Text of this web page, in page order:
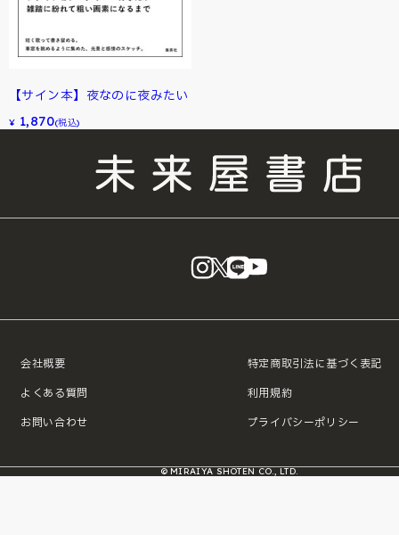
【サイン本】夜なのに夜みたい
¥ 1,870(税込)
instagram
X LINE
会社概要
よくある質問
お問い合わせ
特定商取引法に基づく表記
利用規約
プライバシーポリシー
© MIRAIYA SHOTEN CO., LTD.